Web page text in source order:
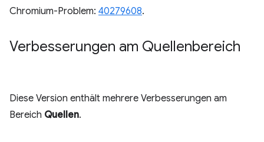
Chromium-Problem: 40279608.
Verbesserungen am Quellenbereich
Diese Version enthält mehrere Verbesserungen am
Bereich Quellen.